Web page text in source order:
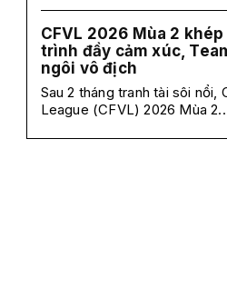
CFVL 2026 Mùa 2
trình đầy cảm xúc,
ngôi vô địch
Sau 2 tháng tranh tài sôi nổi,
League (CFVL) 2026 Mùa